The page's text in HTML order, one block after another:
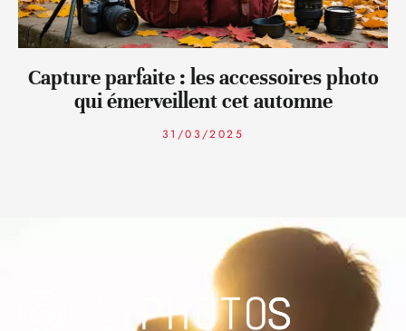
Capture parfaite : les accessoires photo
qui émerveillent cet automne
31/03/2025